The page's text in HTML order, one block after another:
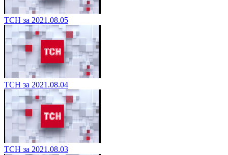
ТСН за 2021.08.05
ТСН за 2021.08.04
ТСН за 2021.08.03